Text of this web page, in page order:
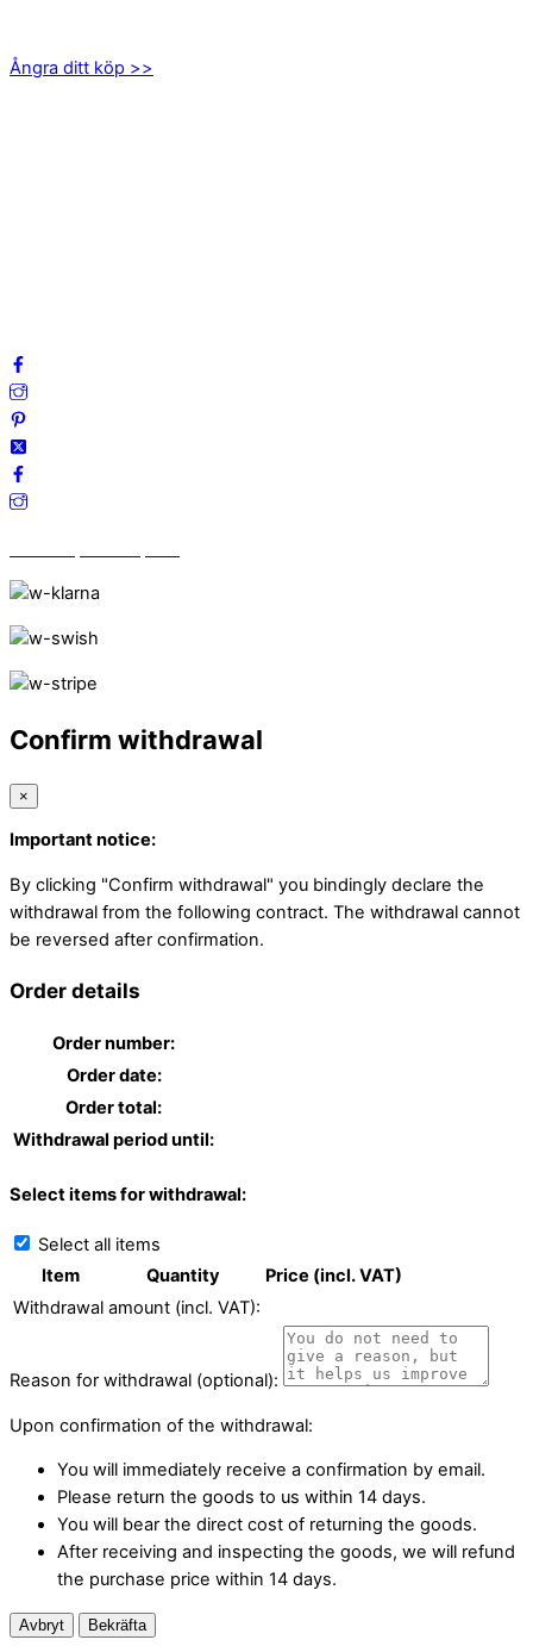
Ångra ditt köp >>
Confirm withdrawal
×
Important notice:
By clicking "Confirm withdrawal" you bindingly declare the
withdrawal from the following contract. The withdrawal cannot
be reversed after confirmation.
Order details
Order number:
Order date:
Order total:
Withdrawal period until:
Select items for withdrawal:
Select all items
Item
Quantity
Price (incl. VAT)
Withdrawal amount (incl. VAT):
Reason for withdrawal (optional):
Upon confirmation of the withdrawal:
You will immediately receive a confirmation by email.
Please return the goods to us within 14 days.
You will bear the direct cost of returning the goods.
After receiving and inspecting the goods, we will refund
the purchase price within 14 days.
Avbryt Bekräfta